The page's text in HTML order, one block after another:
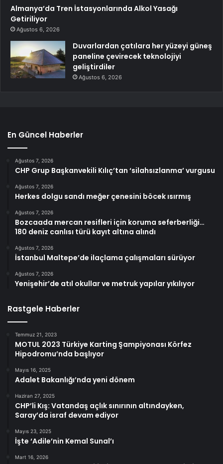
Almanya’da Tren İstasyonlarında Alkol Yasağı
Getiriliyor
Ağustos 6, 2026
Duvarlardan çatılara her yüzeyi güneş
paneline çevirecek teknolojiyi
geliştirdiler
Ağustos 6, 2026
En Güncel Haberler
Ağustos 7, 2026
CHP Grup Başkanvekili Kılıç’tan ‘silahsızlanma’ vurgusu
Ağustos 7, 2026
Herkes dolgu sandı meğer çenesini böcek ısırmış
Ağustos 7, 2026
Bozcaada mercan resifleri için koruma seferberliği…
180 deniz canlısı türü kayıt altına alındı
Ağustos 7, 2026
İstanbul Maltepe’de ilaçlama çalışmaları sürüyor
Ağustos 7, 2026
Yenişehir’de atıl okullar ve metruk yapılar yıkılıyor
Rastgele Haberler
Temmuz 21, 2023
MOTUL 2023 Türkiye Karting Şampiyonası Körfez
Hipodromu’nda başlıyor
Mayıs 16, 2025
Adalet Bakanlığı’nda yeni dönem
Haziran 27, 2025
CHP’li Kış: Vatandaş açlık sınırının altındayken,
Saray’da israf devam ediyor
Mayıs 23, 2025
İşte ‘Adile’nin Kemal Sunal’ı
Mart 16, 2026